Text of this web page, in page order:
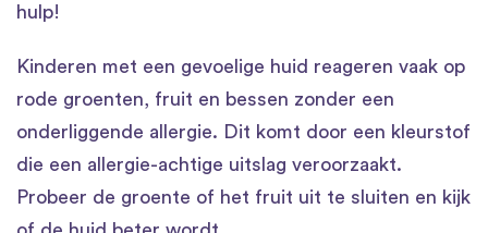
hulp!
Kinderen met een gevoelige huid reageren vaak op
rode groenten, fruit en bessen zonder een
onderliggende allergie. Dit komt door een kleurstof
die een allergie-achtige uitslag veroorzaakt.
Probeer de groente of het fruit uit te sluiten en kijk